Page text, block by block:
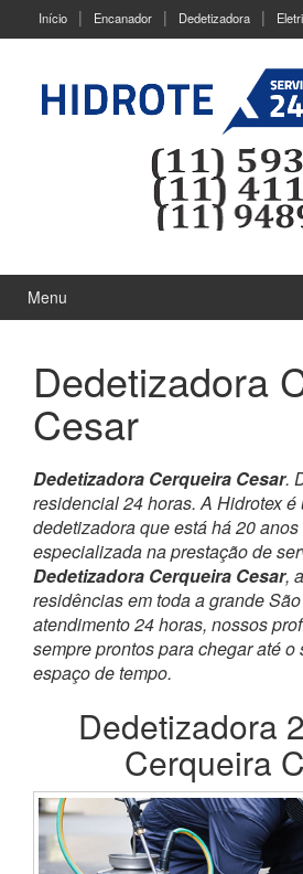
Início Encanador Dedetizadora
Menu
Dedetizadora
Cesar
Dedetizadora Cerqueira Cesar.
residencial 24 horas. A Hidrotex
dedetizadora que está há 20
especializada na prestação de
Dedetizadora Cerqueira Cesar,
residências em toda a grande
atendimento 24 horas, nossos
sempre prontos para chegar até
espaço de tempo.
Dedetizadora
Cerqueira